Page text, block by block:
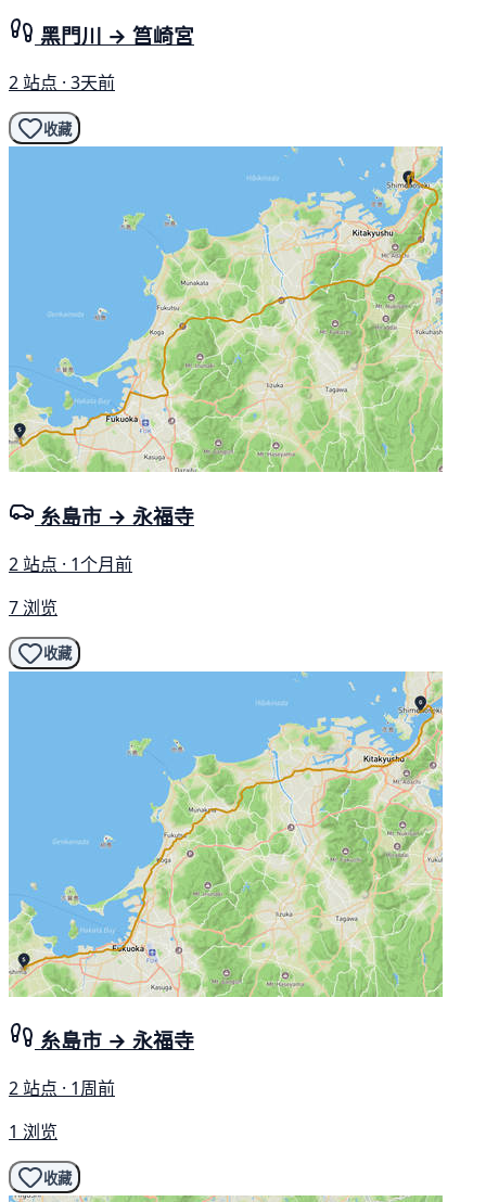
黑門川 → 筥崎宮
2 站点 · 3天前
收藏
糸島市 → 永福寺
2 站点 · 1个月前
7 浏览
收藏
糸島市 → 永福寺
2 站点 · 1周前
1 浏览
收藏